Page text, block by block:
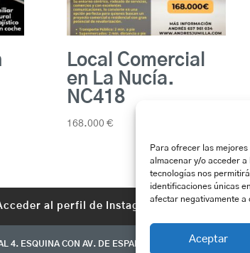
Para ofrecer las
almacenar y/o acceder
tecnologías nos
identificaciones únicas
afectar negativamente a
Aceptar
Local Comercial
en La Nucía.
NC418
168.000 €
al perfil de Instagram
4. ESQUINA CON AV. DE ESPAÑA - LA NUCÍA - 03530 -